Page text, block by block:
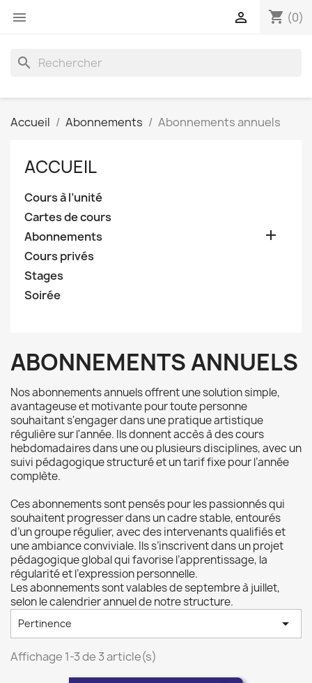
 shopping_cart (0)

search
Accueil Abonnements Abonnements annuels
ACCUEIL
Cours à l’unité
Cartes de cours
Abonnements

Cours privés
Stages
Soirée
ABONNEMENTS ANNUELS
Nos abonnements annuels offrent une solution simple,
avantageuse et motivante pour toute personne
souhaitant s'engager dans une pratique artistique
régulière sur l'année. Ils donnent accès à des cours
hebdomadaires dans une ou plusieurs disciplines, avec un
suivi pédagogique structuré et un tarif fixe pour l’année
complète.
Ces abonnements sont pensés pour les passionnés qui
souhaitent progresser dans un cadre stable, entourés
d’un groupe régulier, avec des intervenants qualifiés et
une ambiance conviviale. Ils s’inscrivent dans un projet
pédagogique global qui favorise l’apprentissage, la
régularité et l’expression personnelle.
Les abonnements sont valables de septembre à juillet,
selon le calendrier annuel de notre structure.
Pertinence 
Affichage 1-3 de 3 article(s)